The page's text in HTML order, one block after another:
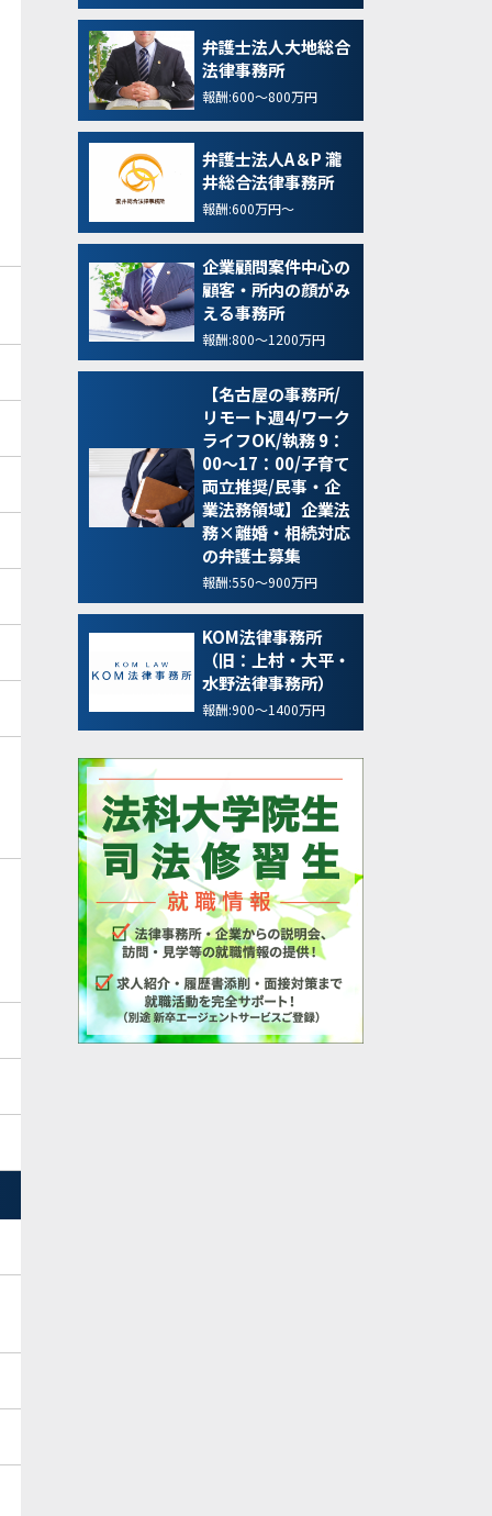
弁護士法人大地総合
法律事務所
報酬:600～800万円
弁護士法人A＆P 瀧
井総合法律事務所
報酬:600万円～
企業顧問案件中心の
顧客・所内の顔がみ
える事務所
報酬:800～1200万円
【名古屋の事務所/
リモート週4/ワーク
ライフOK/執務 9：
00～17：00/子育て
両立推奨/民事・企
業法務領域】企業法
務×離婚・相続対応
の弁護士募集
報酬:550～900万円
KOM法律事務所
（旧：上村・大平・
水野法律事務所）
報酬:900～1400万円